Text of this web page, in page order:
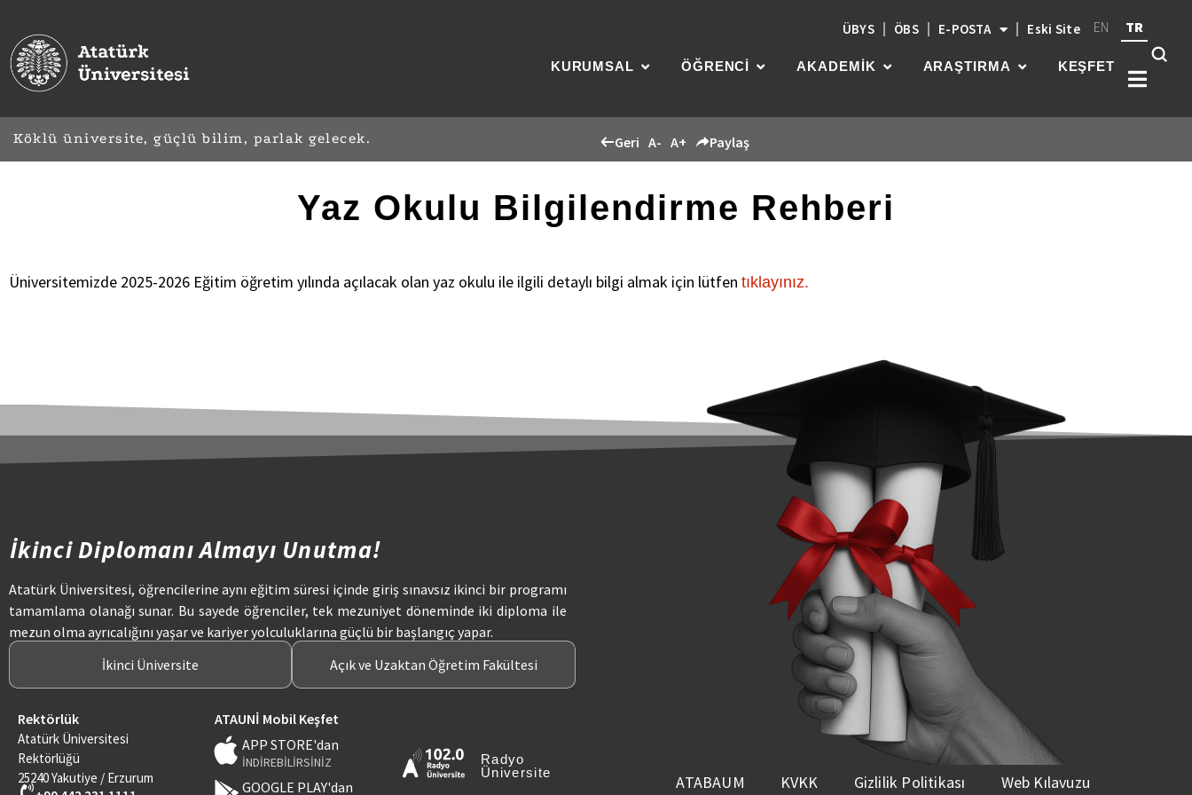
ÜBYS ÖBS E-POSTA Eski Site EN TR
KURUMSAL ÖĞRENCİ AKADEMİK ARAŞTIRMA KEŞFET
Köklü üniversite, güçlü bilim, parlak gelecek. Geri A- A+ Paylaş
Yaz Okulu Bilgilendirme Rehberi
Üniversitemizde 2025-2026 Eğitim öğretim yılında açılacak olan yaz okulu ile ilgili detaylı bilgi almak için lütfen tıklayınız.
İkinci Diplomanı Almayı Unutma!
Atatürk Üniversitesi, öğrencilerine aynı eğitim süresi içinde giriş sınavsız ikinci bir programı
tamamlama olanağı sunar. Bu sayede öğrenciler, tek mezuniyet döneminde iki diploma ile
mezun olma ayrıcalığını yaşar ve kariyer yolculuklarına güçlü bir başlangıç yapar.
İkinci Üniversite
Açık ve Uzaktan Öğretim Fakültesi
Rektörlük
Atatürk Üniversitesi
Rektörlüğü
25240 Yakutiye / Erzurum
ATAUNİ Mobil Keşfet
APP STORE'dan
İNDİREBİLİRSİNİZ
GOOGLE PLAY'dan
Radyo
Üniversite
ATABAUM KVKK Gizlilik Politikası Web Kılavuzu